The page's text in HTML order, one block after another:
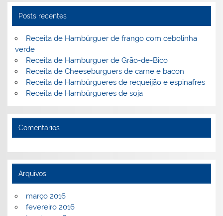
k
Posts recentes
Receita de Hambúrguer de frango com cebolinha
verde
Receita de Hamburguer de Grão-de-Bico
Receita de Cheeseburguers de carne e bacon
Receita de Hambúrgueres de requeijão e espinafres
Receita de Hambúrgueres de soja
Comentários
Arquivos
março 2016
fevereiro 2016